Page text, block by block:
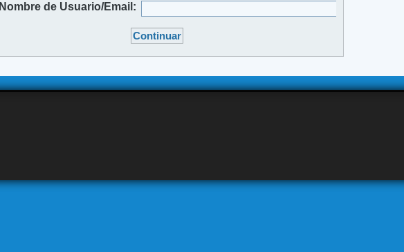
Nombre de Usuario/Email: